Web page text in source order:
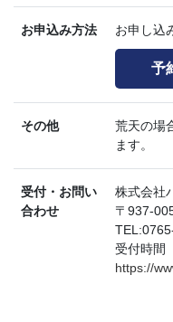
お申込み方法 お申し込
予
その他
荒天の場
ます。
受付・お問い
合わせ
株式会社
〒937-
受付時
https://